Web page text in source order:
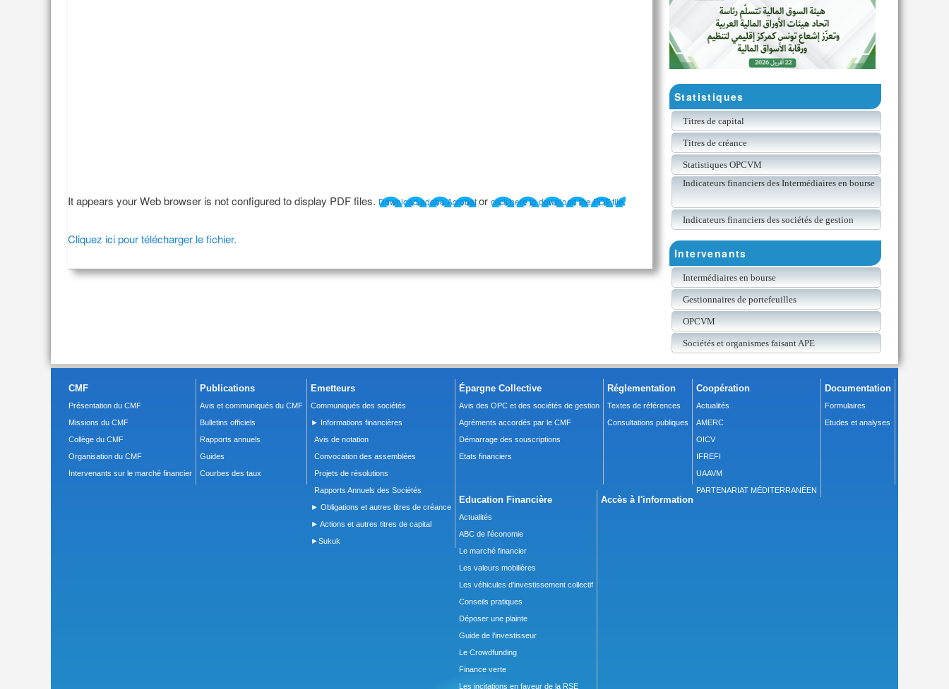
It appears your Web browser is not configured to display PDF files. Download adobe Acrobator click here to download the PDF file.
Cliquez ici pour télécharger le fichier.
Statistiques
Titres de capital
Titres de créance
Statistiques OPCVM
Indicateurs financiers des Intermédiaires en bourse
Indicateurs financiers des sociétés de gestion
Intervenants
Intermédiaires en bourse
Gestionnaires de portefeuilles
OPCVM
Sociétés et organismes faisant APE
CMF
Présentation du CMF
Missions du CMF
Collège du CMF
Organisation du CMF
Intervenants sur le marché financier
Publications
Avis et communiqués du CMF
Bulletins officiels
Rapports annuels
Guides
Courbes des taux
Emetteurs
Communiqués des sociétés
► Informations financières
Avis de notation
Convocation des assemblées
Projets de résolutions
Rapports Annuels des Sociétés
► Obligations et autres titres de créance
► Actions et autres titres de capital
►Sukuk
Épargne Collective
Avis des OPC et des sociétés de gestion
Agréments accordés par le CMF
Démarrage des souscriptions
Etats financiers
Réglementation
Textes de références
Consultations publiques
Coopération
Actualités
AMERC
OICV
IFREFI
UAAVM
PARTENARIAT MÉDITERRANÉEN
Documentation
Formulaires
Etudes et analyses
Education Financière
Actualités
ABC de l’économie
Le marché financier
Les valeurs mobilières
Les véhicules d’investissement collectif
Conseils pratiques
Déposer une plainte
Guide de l’investisseur
Le Crowdfunding
Finance verte
Les incitations en faveur de la RSE
Accès à l'information